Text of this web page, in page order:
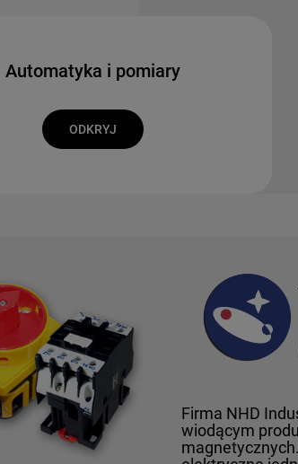
Automatyka i pomiary
ODKRYJ
Firma NHD
wiodącym